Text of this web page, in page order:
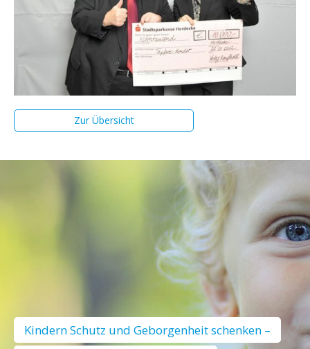
Zur Übersicht
Kindern Schutz und Geborgenheit schenken –